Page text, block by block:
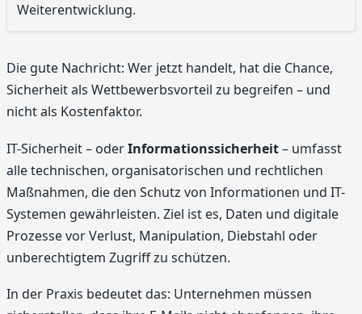
Weiterentwicklung.
Die gute Nachricht: Wer jetzt handelt, hat die Chance,
Sicherheit als Wettbewerbsvorteil zu begreifen – und
nicht als Kostenfaktor.
IT-Sicherheit – oderInformationssicherheit– umfasst
alle technischen, organisatorischen und rechtlichen
Maßnahmen, die den Schutz von Informationen und IT-
Systemen gewährleisten. Ziel ist es, Daten und digitale
Prozesse vor Verlust, Manipulation, Diebstahl oder
unberechtigtem Zugriff zu schützen.
In der Praxis bedeutet das: Unternehmen müssen